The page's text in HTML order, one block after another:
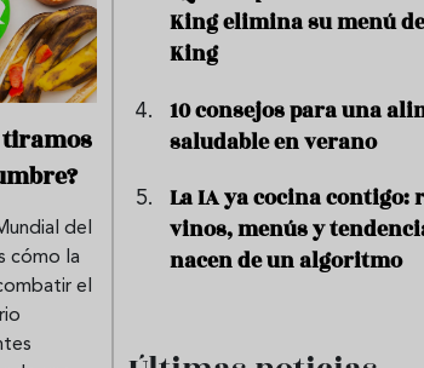
tiramos
del
cómo la
el
King elimina su menú
King
10 consejos para una
saludable en verano
La IA ya cocina contigo:
vinos, menús y
nacen de un algoritmo